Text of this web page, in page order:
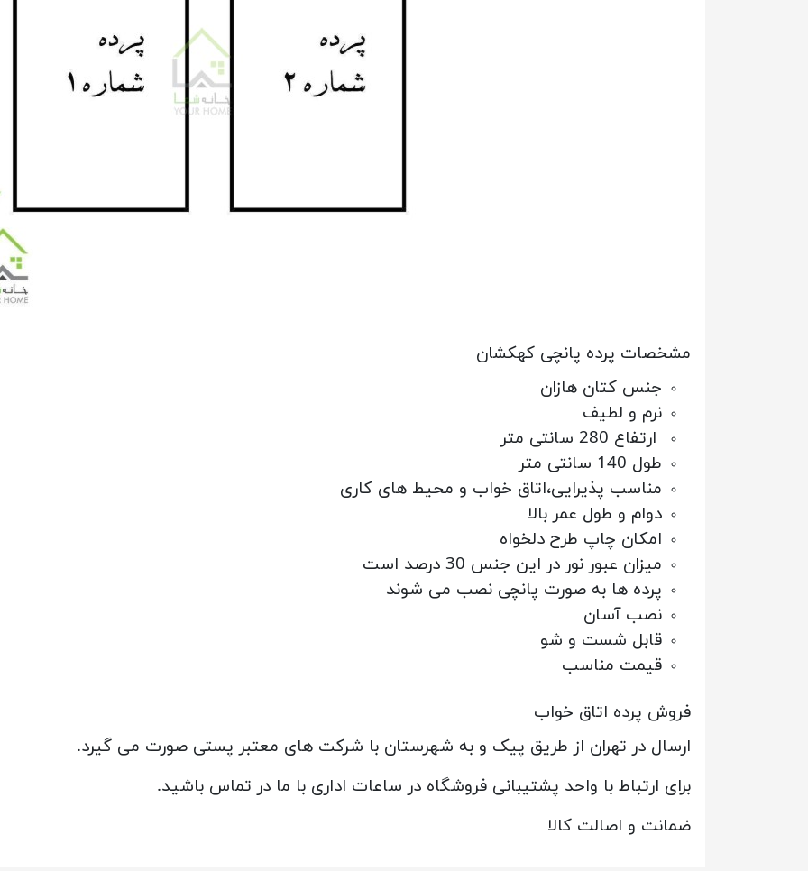
مشخصات پرده پانچی کهکشان
جنس کتان هازان
نرم و لطیف
ارتفاع 280 سانتی متر
طول 140 سانتی متر
مناسب پذیرایی،اتاق خواب و محیط های کاری
دوام و طول عمر بالا
امکان چاپ طرح دلخواه
میزان عبور نور در این جنس 30 درصد است
پرده ها به صورت پانچی نصب می شوند
نصب آسان
قابل شست و شو
قیمت مناسب
فروش پرده اتاق خواب
ارسال در تهران از طریق پیک و به شهرستان با شرکت های معتبر پستی صورت می گیرد.
برای ارتباط با واحد پشتیبانی فروشگاه در ساعات اداری با ما در تماس باشید.
ضمانت و اصالت کالا